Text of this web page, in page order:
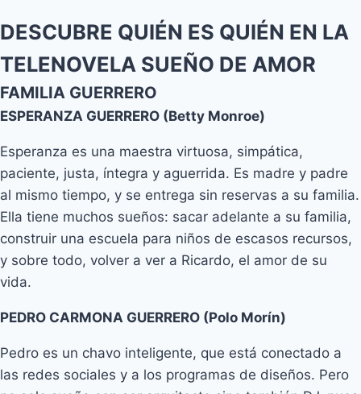
DESCUBRE QUIÉN ES QUIÉN EN LA
TELENOVELA SUEÑO DE AMOR
FAMILIA GUERRERO
ESPERANZA GUERRERO (Betty Monroe)
Esperanza es una maestra virtuosa, simpática,
paciente, justa, íntegra y aguerrida. Es madre y padre
al mismo tiempo, y se entrega sin reservas a su familia.
Ella tiene muchos sueños: sacar adelante a su familia,
construir una escuela para niños de escasos recursos,
y sobre todo, volver a ver a Ricardo, el amor de su
vida.
PEDRO CARMONA GUERRERO (Polo Morín)
Pedro es un chavo inteligente, que está conectado a
las redes sociales y a los programas de diseños. Pero